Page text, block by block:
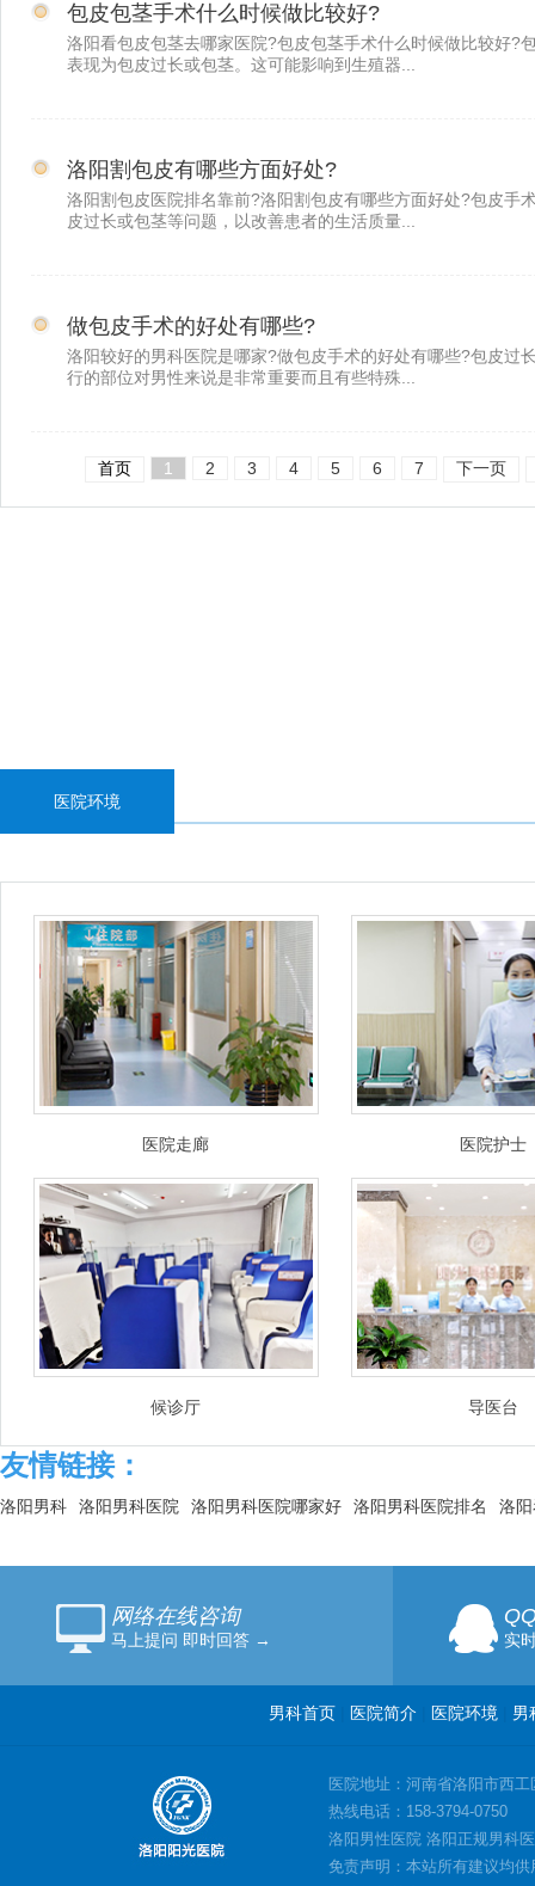
包皮包茎手术什么时候做比较好?
洛阳看包皮包茎去哪家医院?包皮包茎手术什么时候做比较好?
表现为包皮过长或包茎。这可能影响到生殖器...
洛阳割包皮有哪些方面好处?
洛阳割包皮医院排名靠前?洛阳割包皮有哪些方面好处?包皮手
皮过长或包茎等问题，以改善患者的生活质量...
做包皮手术的好处有哪些?
洛阳较好的男科医院是哪家?做包皮手术的好处有哪些?包皮过
行的部位对男性来说是非常重要而且有些特殊...
首页 1 2 3 4 5 6 7 下一页
医院环境
医院走廊 医院护士
候诊厅 导医台
友情链接：
洛阳男科 洛阳男科医院 洛阳男科医院哪家好 洛阳男科医院排名 洛
网络在线咨询
马上提问 即时回答 → 实
男科首页 医院简介 医院环境 男
医院地址：河南省洛阳市西
热线电话：158-3794-0750
洛阳男性医院 洛阳正规男科
免责声明：本站所有建议均